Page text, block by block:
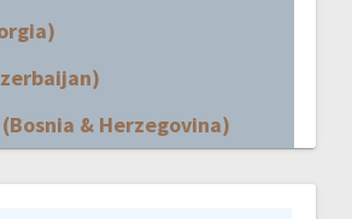
& Herzegovina)